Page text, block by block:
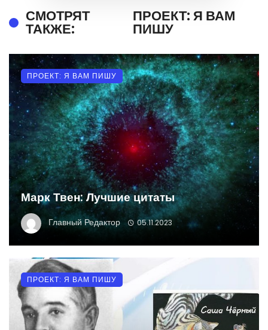
СМОТРЯТ
ТАКЖЕ:
ПРОЕКТ: Я ВАМ
ПИШУ
Марк Твен: Лучшие цитаты
Главный Редактор 05.11.2023
ПРОЕКТ: Я ВАМ ПИШУ
ПРОЕКТ: Я ВАМ ПИШУ